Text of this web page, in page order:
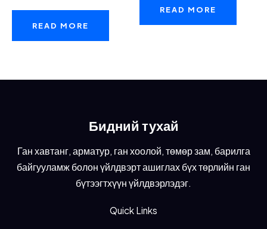
READ MORE
READ MORE
Бидний тухай
Ган хавтанг, арматур, ган хоолой, төмөр зам, барилга
байгууламж болон үйлдвэрт ашиглах бүх төрлийн ган
бүтээгтхүүн үйлдвэрлэдэг.
Quick Links